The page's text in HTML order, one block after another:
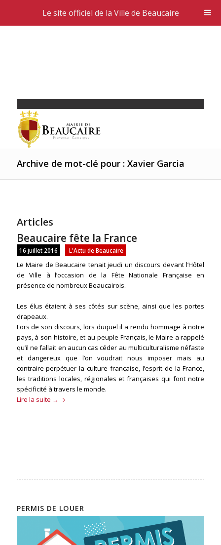
Archive de mot-clé pour : Xavier Garcia
Articles
Beaucaire fête la France
16 juillet 2016 L'Actu de Beaucaire
Le Maire de Beaucaire tenait jeudi un discours devant l’Hôtel
de Ville à l’occasion de la Fête Nationale Française en
présence de nombreux Beaucairois.
Les élus étaient à ses côtés sur scène, ainsi que les portes
drapeaux.
Lors de son discours, lors duquel il a rendu hommage à notre
pays, à son histoire, et au peuple Français, le Maire a rappelé
qu’il ne fallait en aucun cas céder au multiculturalisme néfaste
et dangereux que l’on voudrait nous imposer mais au
contraire perpétuer la culture française, l’esprit de la France,
les traditions locales, régionales et françaises qui font notre
spécificité à travers le monde.
Lire la suite →
PERMIS DE LOUER
Le site officiel de la Ville de Beaucaire